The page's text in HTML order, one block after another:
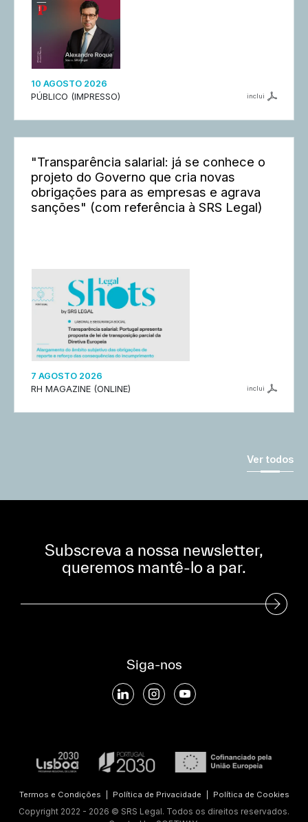
10 AGOSTO 2026
PÚBLICO (IMPRESSO)
inclui
"Transparência salarial: já se conhece o
projeto do Governo que cria novas
obrigações para as empresas e agrava
sanções" (com referência à SRS Legal)
7 AGOSTO 2026
RH MAGAZINE (ONLINE)
inclui
Ver todos
Subscreva a nossa newsletter,
queremos mantê-lo a par.
Subscreva a nossa Newsletter
Siga-nos
Termos e Condições Política de Privacidade Política de Cookies
Copyright 2022 - 2026 © SRS Legal. Todos os direitos reservados.